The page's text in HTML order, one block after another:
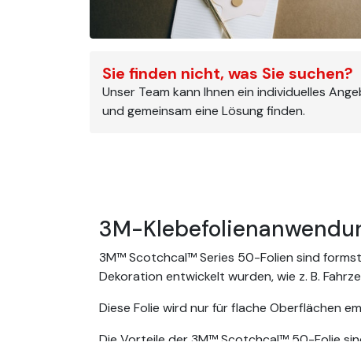
Sie finden nicht, was Sie suchen?
Unser Team kann Ihnen ein individuelles
und gemeinsam eine Lösung finden.
3M-
3M™ Scotchcal™ Series 50-Folien sind
Dekoration entwickelt wurden, wie z. B.
Diese Folie wird nur für flache Oberflächen
Die Vorteile der 3M™ Scotchcal™ 50-Folie